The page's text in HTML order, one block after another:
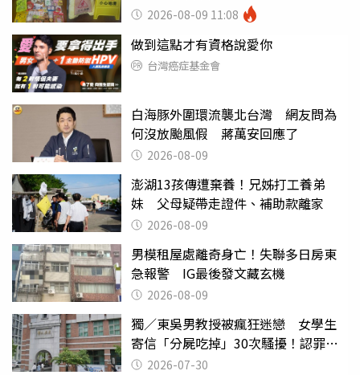
滑」告示牌也帶回家
2026-08-09 11:08
做到這點才有資格說愛你
台灣癌症基金會
白海豚外圍環流襲北台灣 網友問為
何沒放颱風假 蔣萬安回應了
2026-08-09
澎湖13孩傳遭棄養！兄姊打工養弟
妹 父母疑帶走證件、補助款離家
2026-08-09
男模租屋處離奇身亡！失聯多日房東
急報警 IG最後發文藏玄機
2026-08-09
獨／東吳男教授被瘋狂迷戀 女學生
寄信「分屍吃掉」30次騷擾！認罪免
關 2026-07-30